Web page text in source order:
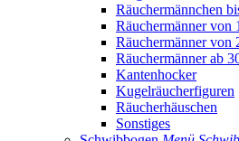
Räuchermännchen
Räuchermänner von
Räuchermänner von
Räuchermänner ab
Kantenhocker
Kugelräucherfiguren
Räucherhäuschen
Sonstiges